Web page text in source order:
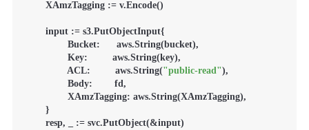
        XAmzTagging := v.Encode()
        input := s3.PutObjectInput{
                Bucket:      aws.String(bucket),
                Key:         aws.String(key),
                ACL:         aws.String(
"public-read"),
                Body:        fd,
                XAmzTagging: aws.String(XAmzTagging),
        }
        resp, _ := svc.PutObject(&input)